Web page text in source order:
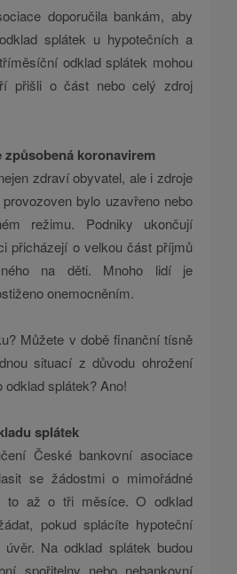
doporučila bankám, aby
splátek u hypotečních a
odklad splátek mohou
přišli o část nebo celý zdroj
způsobená koronavirem
zdraví obyvatel, ale i zdroje
bylo uzavřeno nebo
režimu. Podniky ukončují
přicházejí o velkou část příjmů
na děti. Mnoho lidí je
onemocněním.
Můžete v době finanční tísně
situací z důvodu ohrožení
splátek? Ano!
splátek
České bankovní asociace
se žádostmi o mimořádné
to až o tři měsíce. O odklad
pokud splácíte hypoteční
úvěr. Na odklad splátek budou
spořitelny nebo nebankovní